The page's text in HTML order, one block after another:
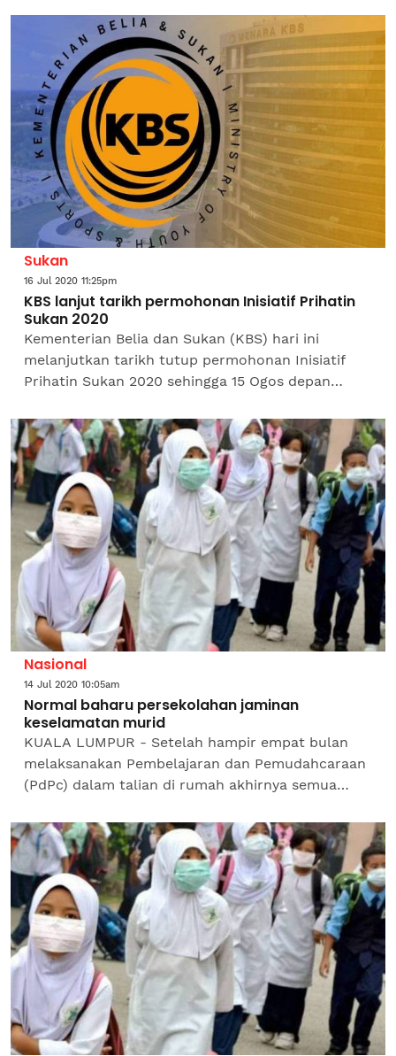
Malaysia menangani pendatang...
Sukan
16 Jul 2020 11:25pm
KBS lanjut tarikh permohonan Inisiatif Prihatin
Sukan 2020
Kementerian Belia dan Sukan (KBS) hari ini
melanjutkan tarikh tutup permohonan Inisiatif
Prihatin Sukan 2020 sehingga 15 Ogos depan
terkesan akibat pandemik...
Nasional
14 Jul 2020 10:05am
Normal baharu persekolahan jaminan
keselamatan murid
KUALA LUMPUR - Setelah hampir empat bulan
melaksanakan Pembelajaran dan Pemudahcaraan
(PdPc) dalam talian di rumah akhirnya semua
15 dan 22 Julai...